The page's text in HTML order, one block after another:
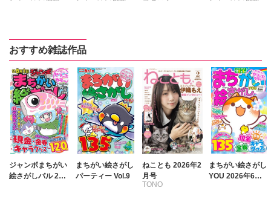
おすすめ雑誌作品
ジャンボまちがい
絵さがしパル 202
まちがい絵さがし
パーティー Vol.9
ねことも 2026年2
月号
TONO
まちがい絵さがし
YOU 2026年6月